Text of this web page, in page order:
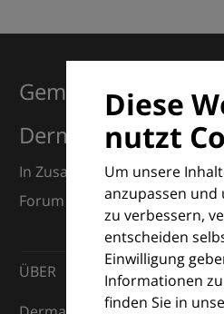
Diese
nutzt
Um unsere
anzupassen
zu verbessern,
entscheiden
Einwilligung
Informationen
finden Sie in
Gemeinsam für
Dermatologie
In Zusammenarbeit mit dem
Forum (EDF) und Euroderm
ÜBER